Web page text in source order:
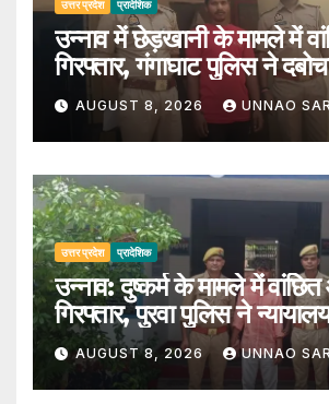
उत्तर प्रदेश प्रादेशिक
उन्नाव में छेड़खानी के मामले में
गिरफ्तार, गंगाघाट पुलिस ने
AUGUST 8, 2026 UNNAO
उत्तर प्रदेश प्रादेशिक
उन्नाव: दुष्कर्म के मामले में वांछित
गिरफ्तार, पुरवा पुलिस ने
AUGUST 8, 2026 UNNAO